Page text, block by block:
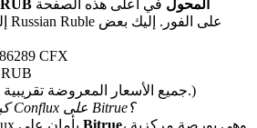
CFX إلى RUB المحول في أعلى هذه الصفحة
CFX
(جميع الأسعار المعروضة تقريبية ولا تشمل الرسوم.)
كيف يمكنني شراء 1 Conflux على Bitrue؟
Bitrue، وهي بورصة مركزية